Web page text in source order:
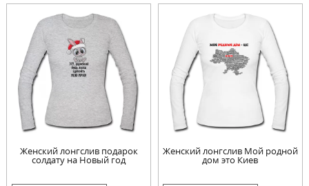
Женский лонгслив подарок
солдату на Новый год
Женский лонгслив Мой родной
дом это Киев